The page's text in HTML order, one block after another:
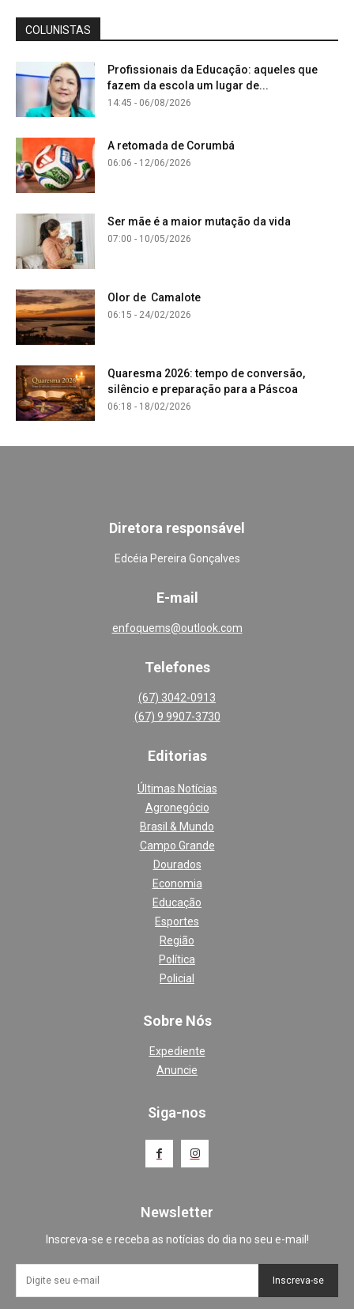
COLUNISTAS
Profissionais da Educação: aqueles que
fazem da escola um lugar de...
14:45 - 06/08/2026
A retomada de Corumbá
06:06 - 12/06/2026
Ser mãe é a maior mutação da vida
07:00 - 10/05/2026
Olor de Camalote
06:15 - 24/02/2026
Quaresma 2026: tempo de conversão,
silêncio e preparação para a Páscoa
06:18 - 18/02/2026
Diretora responsável
Edcéia Pereira Gonçalves
E-mail
enfoquems@outlook.com
Telefones
(67) 3042-0913
(67) 9 9907-3730
Editorias
Últimas Notícias
Agronegócio
Brasil & Mundo
Campo Grande
Dourados
Economia
Educação
Esportes
Região
Política
Policial
Sobre Nós
Expediente
Anuncie
Siga-nos
Newsletter
Inscreva-se e receba as notícias do dia no seu e-mail!
Inscreva-se